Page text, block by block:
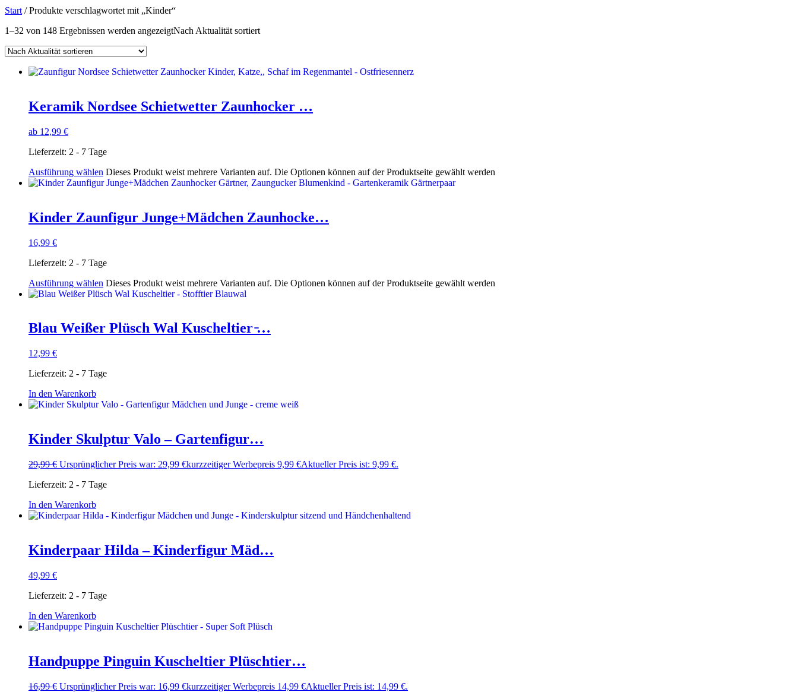
Start / Produkte verschlagwortet mit „Kinder“
1–32 von 148 Ergebnissen werden angezeigtNach Aktualität sortiert
Keramik Nordsee Schietwetter Zaunhocker …
ab 12,99 €
Lieferzeit: 2 - 7 Tage
Ausführung wählen Dieses Produkt weist mehrere Varianten auf. Die Optionen können auf der Produktseite gewählt werden
Kinder Zaunfigur Junge+Mädchen Zaunhocke…
16,99 €
Lieferzeit: 2 - 7 Tage
Ausführung wählen Dieses Produkt weist mehrere Varianten auf. Die Optionen können auf der Produktseite gewählt werden
Blau Weißer Plüsch Wal Kuscheltier ̵…
12,99 €
Lieferzeit: 2 - 7 Tage
In den Warenkorb
Kinder Skulptur Valo – Gartenfigur…
29,99€ Ursprünglicher Preis war: 29,99 €kurzzeitiger Werbepreis 9,99 €Aktueller Preis ist: 9,99 €.
Lieferzeit: 2 - 7 Tage
In den Warenkorb
Kinderpaar Hilda – Kinderfigur Mäd…
49,99 €
Lieferzeit: 2 - 7 Tage
In den Warenkorb
Handpuppe Pinguin Kuscheltier Plüschtier…
16,99€ Ursprünglicher Preis war: 16,99 €kurzzeitiger Werbepreis 14,99 €Aktueller Preis ist: 14,99 €.